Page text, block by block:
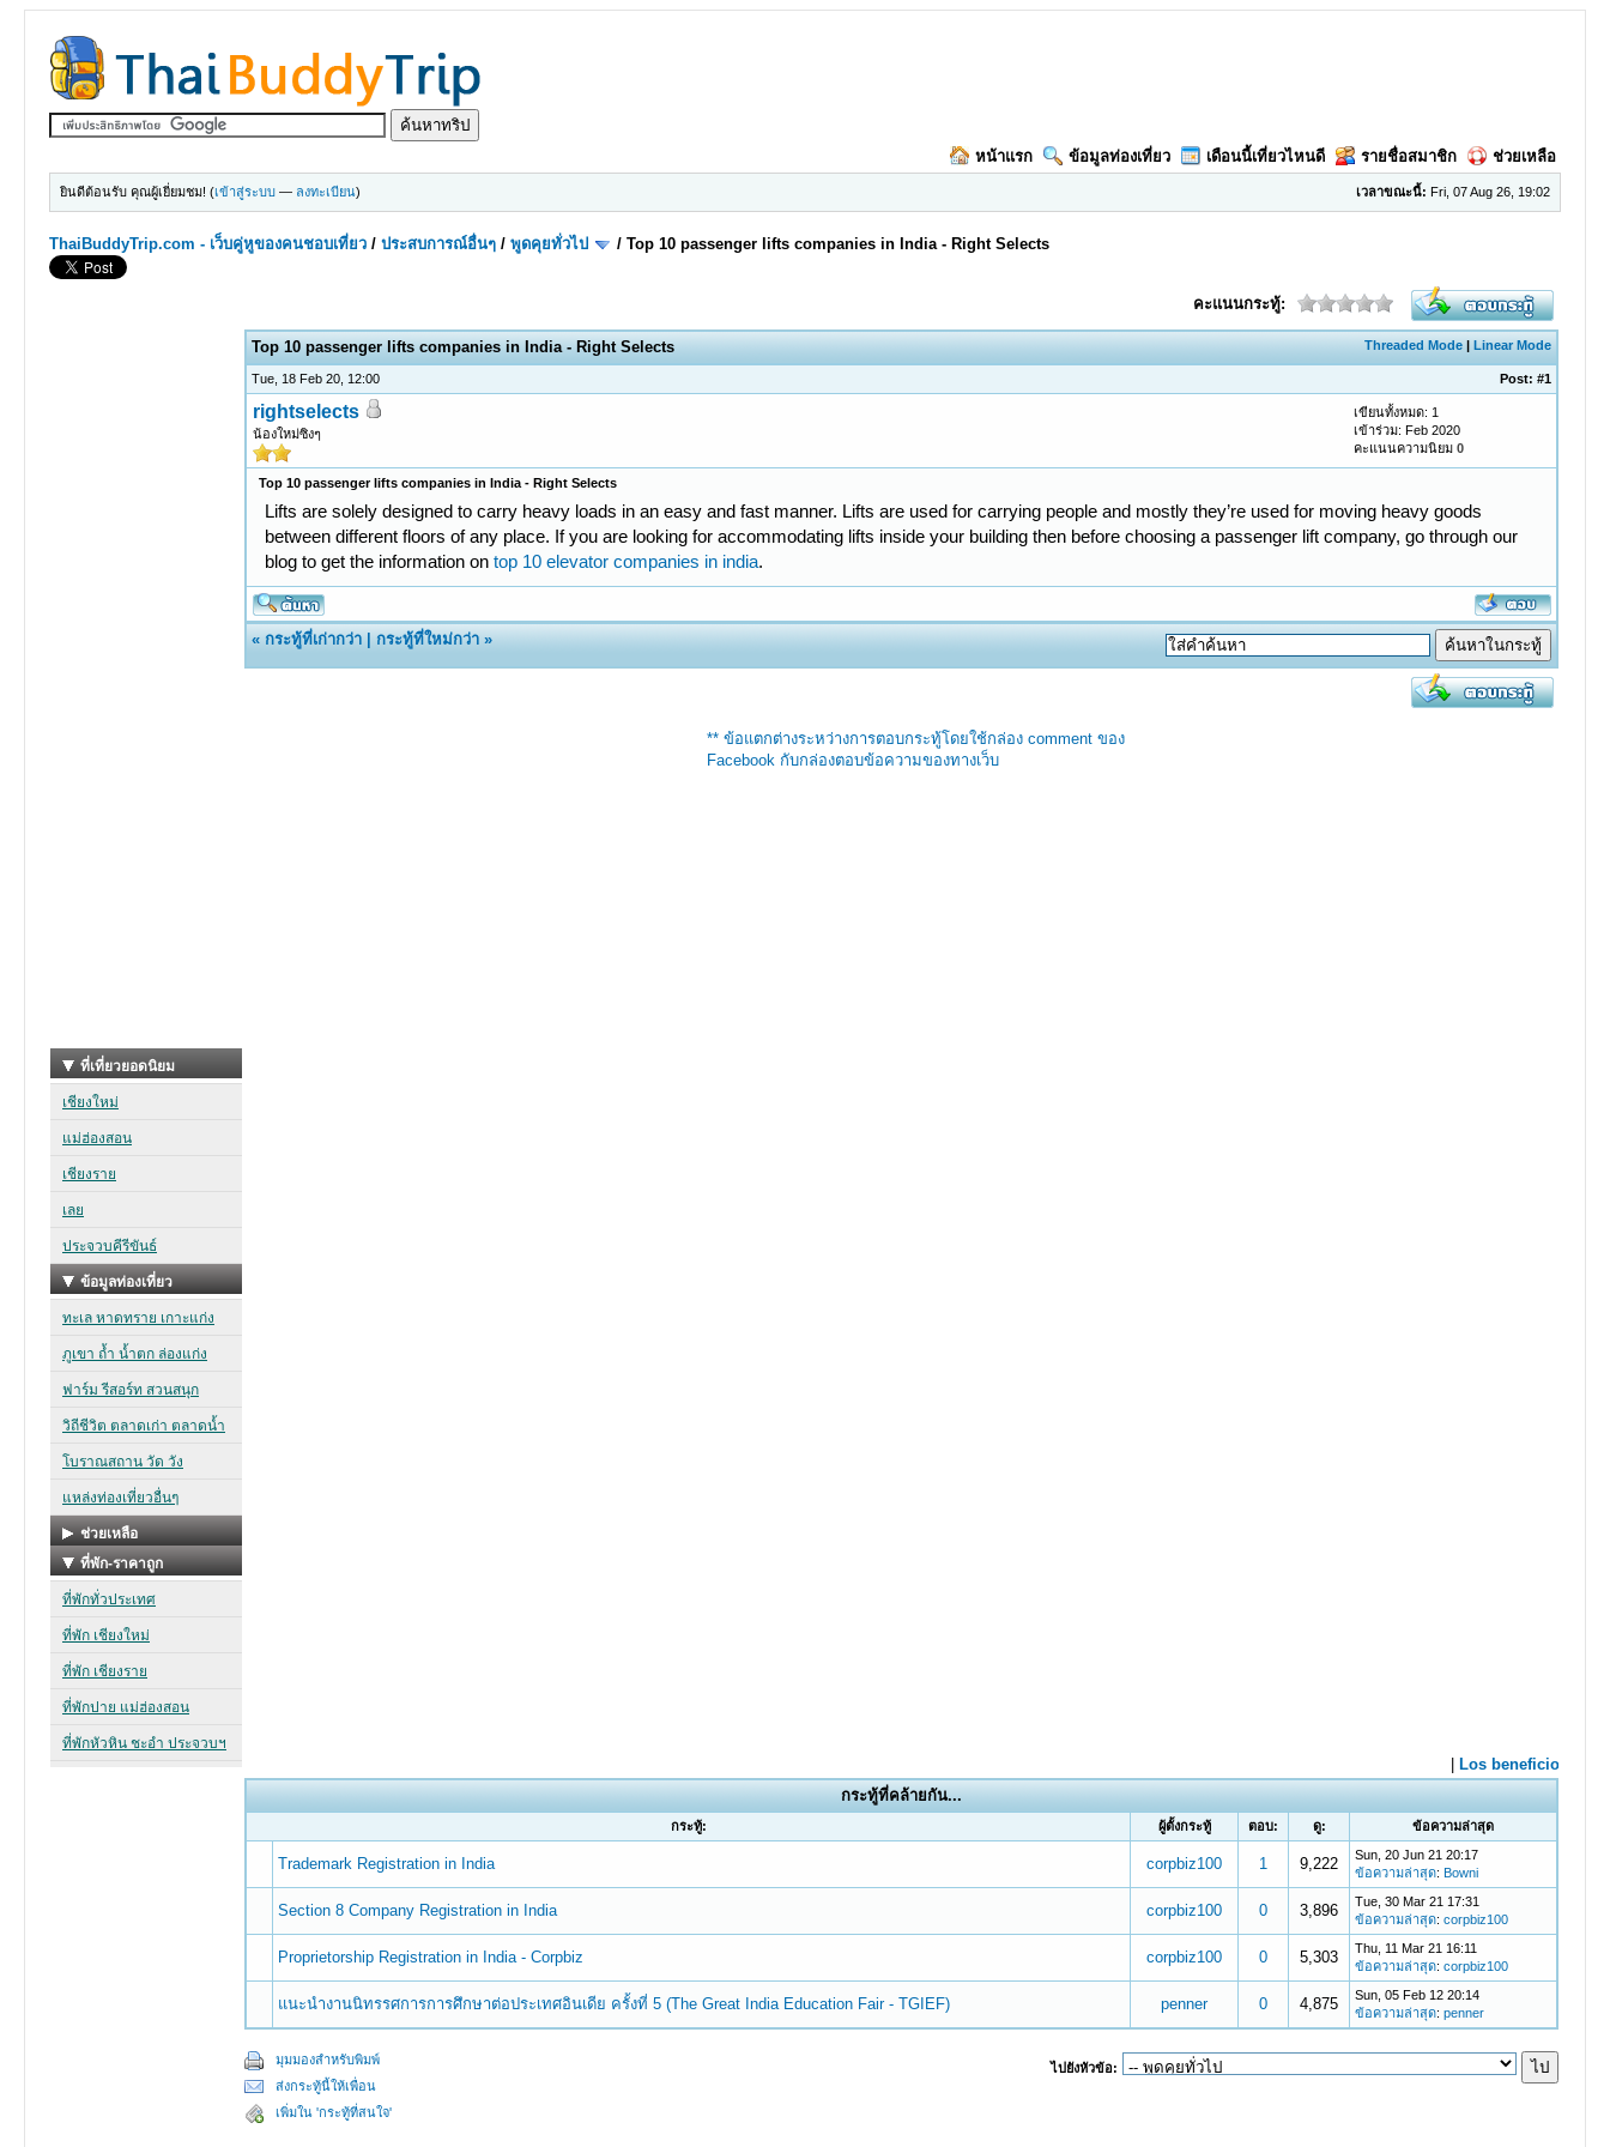
หน้าแรก ข้อมูลท่องเที่ยว เดือนนี้เที่ยวไหนดี รายชื่อสมาชิก ช่วยเหลือ
เวลาขณะนี้: Fri, 07 Aug 26, 19:02
ยินดีต้อนรับ คุณผู้เยี่ยมชม! (เข้าสู่ระบบ — ลงทะเบียน)
ThaiBuddyTrip.com - เว็บคู่หูของคนชอบเที่ยว /ประสบการณ์อื่นๆ /พูดคุยทั่วไป /Top 10 passenger lifts companies in India - Right Selects
คะแนนกระทู้:
Threaded Mode |Linear Mode
Top 10 passenger lifts companies in India - Right Selects
Tue, 18 Feb 20, 12:00 Post:#1
rightselects
น้องใหม่ซิงๆ
เขียนทั้งหมด: 1
เข้าร่วม: Feb 2020
คะแนนความนิยม0
Top 10 passenger lifts companies in India - Right Selects
Lifts are solely designed to carry heavy loads in an easy and fast manner. Lifts are used for carrying people and mostly they’re used for moving heavy goods
between different floors of any place. If you are looking for accommodating lifts inside your building then before choosing a passenger lift company, go through our
blog to get the information on top 10 elevator companies in india.
«กระทู้ที่เก่ากว่า |กระทู้ที่ใหม่กว่า »
** ข้อแตกต่างระหว่างการตอบกระทู้โดยใช้กล่อง comment ของ
Facebook กับกล่องตอบข้อความของทางเว็บ
กระทู้ที่คล้ายกัน...
กระทู้: ผู้ตั้งกระทู้ ตอบ: ดู: ข้อความล่าสุด
Trademark Registration in India corpbiz100 1 9,222
Sun, 20 Jun 21 20:17
ข้อความล่าสุด:Bowni
Section 8 Company Registration in India corpbiz100 0 3,896
Tue, 30 Mar 21 17:31
ข้อความล่าสุด:corpbiz100
Proprietorship Registration in India - Corpbiz corpbiz100 0 5,303
Thu, 11 Mar 21 16:11
ข้อความล่าสุด:corpbiz100
แนะนำงานนิทรรศการการศึกษาต่อประเทศอินเดีย ครั้งที่ 5 (The Great India Education Fair - TGIEF) penner 0 4,875
Sun, 05 Feb 12 20:14
ข้อความล่าสุด:penner
มุมมองสำหรับพิมพ์
ส่งกระทู้นี้ให้เพื่อน
เพิ่มใน 'กระทู้ที่สนใจ'
ไปยังหัวข้อ: